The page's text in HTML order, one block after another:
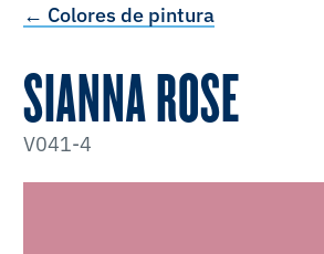
← Colores de pintura
SIANNA ROSE
V041-4